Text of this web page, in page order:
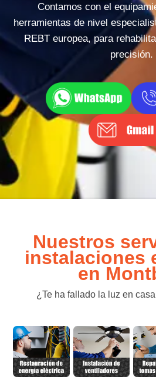
Contamos con el
herramientas de nivel
REBT europea, para
precisión.
Nuestros
instalaciones
en
¿Te ha fallado la luz en